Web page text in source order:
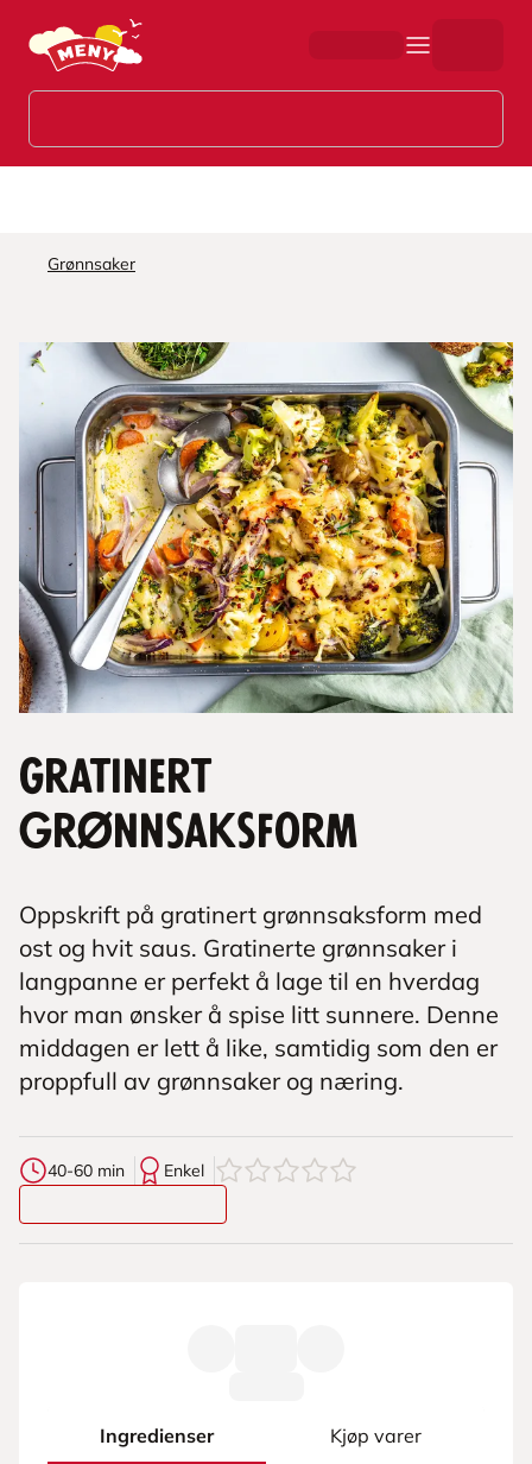
Hopp til hovedinnhold
Grønnsaker
Gratinert
grønnsaksform
Oppskrift på gratinert grønnsaksform med
ost og hvit saus. Gratinerte grønnsaker i
langpanne er perfekt å lage til en hverdag
hvor man ønsker å spise litt sunnere. Denne
middagen er lett å like, samtidig som den er
proppfull av grønnsaker og næring.
40-60 min Enkel 0av5stjerner
Ingredienser Kjøp varer